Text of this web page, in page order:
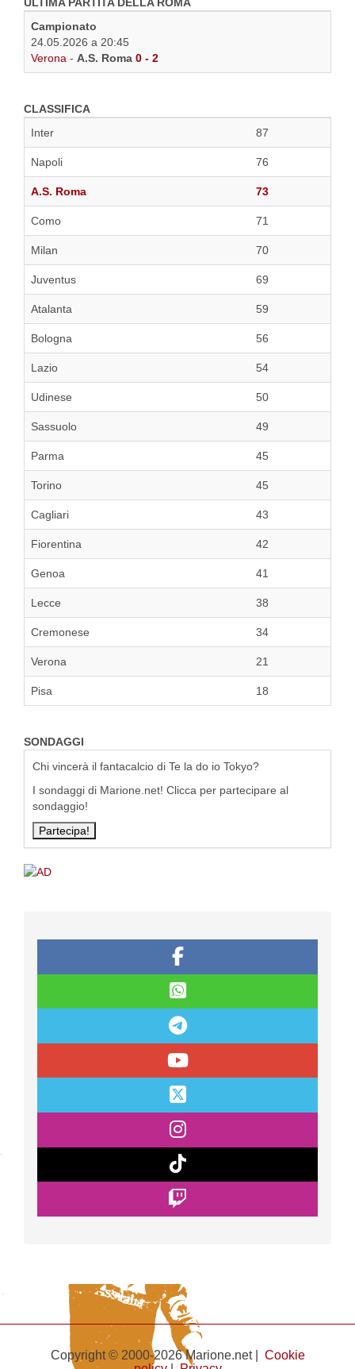
Campionato
24.05.2026 a 20:45
Verona - A.S. Roma 0 - 2
CLASSIFICA
Inter
87
Napoli 76
A.S. Roma 73
Como 71
Milan 70
Juventus 69
Atalanta 59
Bologna 56
Lazio 54
Udinese 50
Sassuolo 49
Parma 45
Torino 45
Cagliari 43
Fiorentina 42
Genoa 41
Lecce 38
Cremonese 34
Verona 21
Pisa 18
SONDAGGI
Chi vincerà il fantacalcio di Te la do io Tokyo?
I sondaggi di Marione.net! Clicca per partecipare al
sondaggio!
Copyright © 2000-2026 Marione.net | Cookie